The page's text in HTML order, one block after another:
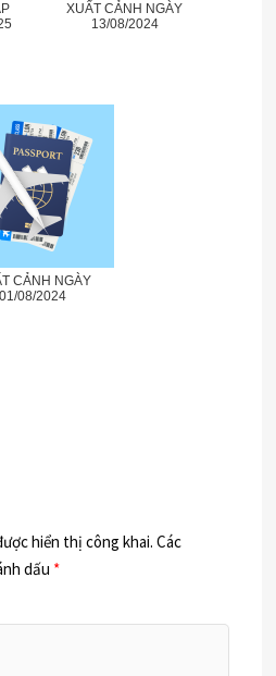
XUẤT CẢNH NGÀY
13/08/2024
CẢNH NGÀY
01/08/2024
hiển thị công khai. Các
dấu *